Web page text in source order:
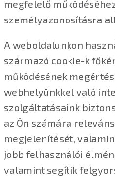
megfelelő
személyazonosításra
A weboldalunkon
származó cookie-k
működésének
webhelyünkkel való
szolgáltatásaink
az Ön számára
megjelenítését,
jobb felhasználói
valamint segítik